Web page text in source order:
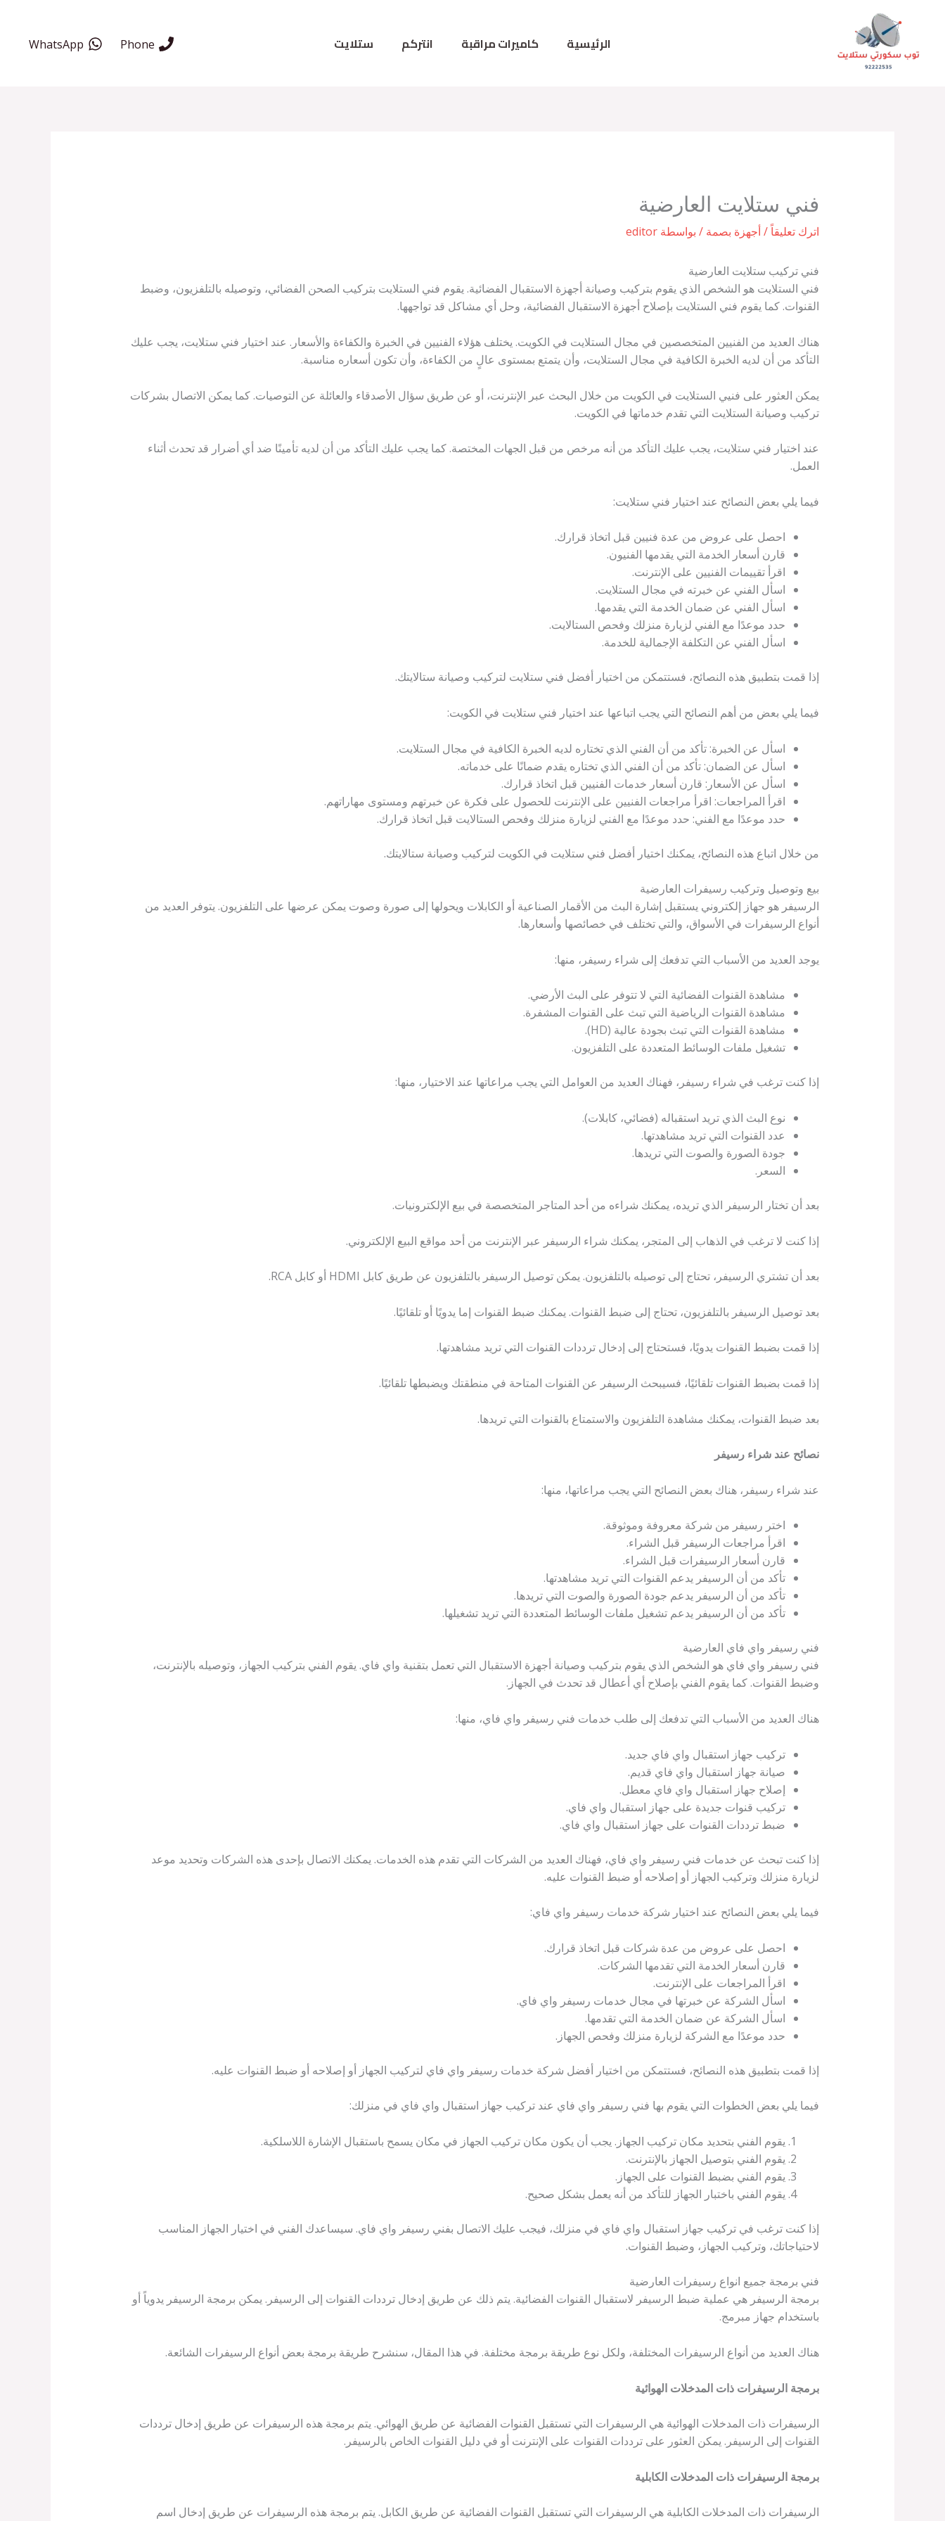
الرئيسية كاميرات مراقبة انتركم ستلايت Phone
WhatsApp
فني ستلايت العارضية
اترك تعليقاً/أجهزة بصمة / بواسطة editor
فني تركيب ستلايت العارضية
فني الستلايت هو الشخص الذي يقوم بتركيب وصيانة أجهزة الاستقبال الفضائية. يقوم فني الستلايت بتركيب الصحن الفضائي، وتوصيله بالتلفزيون، وضبط
القنوات. كما يقوم فني الستلايت بإصلاح أجهزة الاستقبال الفضائية، وحل أي مشاكل قد تواجهها.
هناك العديد من الفنيين المتخصصين في مجال الستلايت في الكويت. يختلف هؤلاء الفنيين في الخبرة والكفاءة والأسعار. عند اختيار فني ستلايت، يجب عليك
التأكد من أن لديه الخبرة الكافية في مجال الستلايت، وأن يتمتع بمستوى عالٍ من الكفاءة، وأن تكون أسعاره مناسبة.
يمكن العثور على فنيي الستلايت في الكويت من خلال البحث عبر الإنترنت، أو عن طريق سؤال الأصدقاء والعائلة عن التوصيات. كما يمكن الاتصال بشركات
تركيب وصيانة الستلايت التي تقدم خدماتها في الكويت.
عند اختيار فني ستلايت، يجب عليك التأكد من أنه مرخص من قبل الجهات المختصة. كما يجب عليك التأكد من أن لديه تأمينًا ضد أي أضرار قد تحدث أثناء
العمل.
فيما يلي بعض النصائح عند اختيار فني ستلايت:
احصل على عروض من عدة فنيين قبل اتخاذ قرارك.
قارن أسعار الخدمة التي يقدمها الفنيون.
اقرأ تقييمات الفنيين على الإنترنت.
اسأل الفني عن خبرته في مجال الستلايت.
اسأل الفني عن ضمان الخدمة التي يقدمها.
حدد موعدًا مع الفني لزيارة منزلك وفحص الستالايت.
اسأل الفني عن التكلفة الإجمالية للخدمة.
إذا قمت بتطبيق هذه النصائح، فستتمكن من اختيار أفضل فني ستلايت لتركيب وصيانة ستالايتك.
فيما يلي بعض من أهم النصائح التي يجب اتباعها عند اختيار فني ستلايت في الكويت:
اسأل عن الخبرة: تأكد من أن الفني الذي تختاره لديه الخبرة الكافية في مجال الستلايت.
اسأل عن الضمان: تأكد من أن الفني الذي تختاره يقدم ضمانًا على خدماته.
اسأل عن الأسعار: قارن أسعار خدمات الفنيين قبل اتخاذ قرارك.
اقرأ المراجعات: اقرأ مراجعات الفنيين على الإنترنت للحصول على فكرة عن خبرتهم ومستوى مهاراتهم.
حدد موعدًا مع الفني: حدد موعدًا مع الفني لزيارة منزلك وفحص الستالايت قبل اتخاذ قرارك.
من خلال اتباع هذه النصائح، يمكنك اختيار أفضل فني ستلايت في الكويت لتركيب وصيانة ستالايتك.
بيع وتوصيل وتركيب رسيفرات العارضية
الرسيفر هو جهاز إلكتروني يستقبل إشارة البث من الأقمار الصناعية أو الكابلات ويحولها إلى صورة وصوت يمكن عرضها على التلفزيون. يتوفر العديد من
أنواع الرسيفرات في الأسواق، والتي تختلف في خصائصها وأسعارها.
يوجد العديد من الأسباب التي تدفعك إلى شراء رسيفر، منها:
مشاهدة القنوات الفضائية التي لا تتوفر على البث الأرضي.
مشاهدة القنوات الرياضية التي تبث على القنوات المشفرة.
مشاهدة القنوات التي تبث بجودة عالية (HD).
تشغيل ملفات الوسائط المتعددة على التلفزيون.
إذا كنت ترغب في شراء رسيفر، فهناك العديد من العوامل التي يجب مراعاتها عند الاختيار، منها:
نوع البث الذي تريد استقباله (فضائي، كابلات).
عدد القنوات التي تريد مشاهدتها.
جودة الصورة والصوت التي تريدها.
السعر.
بعد أن تختار الرسيفر الذي تريده، يمكنك شراءه من أحد المتاجر المتخصصة في بيع الإلكترونيات.
إذا كنت لا ترغب في الذهاب إلى المتجر، يمكنك شراء الرسيفر عبر الإنترنت من أحد مواقع البيع الإلكتروني.
بعد أن تشتري الرسيفر، تحتاج إلى توصيله بالتلفزيون. يمكن توصيل الرسيفر بالتلفزيون عن طريق كابل HDMI أو كابل RCA.
بعد توصيل الرسيفر بالتلفزيون، تحتاج إلى ضبط القنوات. يمكنك ضبط القنوات إما يدويًا أو تلقائيًا.
إذا قمت بضبط القنوات يدويًا، فستحتاج إلى إدخال ترددات القنوات التي تريد مشاهدتها.
إذا قمت بضبط القنوات تلقائيًا، فسيبحث الرسيفر عن القنوات المتاحة في منطقتك ويضبطها تلقائيًا.
بعد ضبط القنوات، يمكنك مشاهدة التلفزيون والاستمتاع بالقنوات التي تريدها.
نصائح عند شراء رسيفر
عند شراء رسيفر، هناك بعض النصائح التي يجب مراعاتها، منها:
اختر رسيفر من شركة معروفة وموثوقة.
اقرأ مراجعات الرسيفر قبل الشراء.
قارن أسعار الرسيفرات قبل الشراء.
تأكد من أن الرسيفر يدعم القنوات التي تريد مشاهدتها.
تأكد من أن الرسيفر يدعم جودة الصورة والصوت التي تريدها.
تأكد من أن الرسيفر يدعم تشغيل ملفات الوسائط المتعددة التي تريد تشغيلها.
فني رسيفر واي فاي العارضية
فني رسيفر واي فاي هو الشخص الذي يقوم بتركيب وصيانة أجهزة الاستقبال التي تعمل بتقنية واي فاي. يقوم الفني بتركيب الجهاز، وتوصيله بالإنترنت،
وضبط القنوات. كما يقوم الفني بإصلاح أي أعطال قد تحدث في الجهاز.
هناك العديد من الأسباب التي تدفعك إلى طلب خدمات فني رسيفر واي فاي، منها:
تركيب جهاز استقبال واي فاي جديد.
صيانة جهاز استقبال واي فاي قديم.
إصلاح جهاز استقبال واي فاي معطل.
تركيب قنوات جديدة على جهاز استقبال واي فاي.
ضبط ترددات القنوات على جهاز استقبال واي فاي.
إذا كنت تبحث عن خدمات فني رسيفر واي فاي، فهناك العديد من الشركات التي تقدم هذه الخدمات. يمكنك الاتصال بإحدى هذه الشركات وتحديد موعد
لزيارة منزلك وتركيب الجهاز أو إصلاحه أو ضبط القنوات عليه.
فيما يلي بعض النصائح عند اختيار شركة خدمات رسيفر واي فاي:
احصل على عروض من عدة شركات قبل اتخاذ قرارك.
قارن أسعار الخدمة التي تقدمها الشركات.
اقرأ المراجعات على الإنترنت.
اسأل الشركة عن خبرتها في مجال خدمات رسيفر واي فاي.
اسأل الشركة عن ضمان الخدمة التي تقدمها.
حدد موعدًا مع الشركة لزيارة منزلك وفحص الجهاز.
إذا قمت بتطبيق هذه النصائح، فستتمكن من اختيار أفضل شركة خدمات رسيفر واي فاي لتركيب الجهاز أو إصلاحه أو ضبط القنوات عليه.
فيما يلي بعض الخطوات التي يقوم بها فني رسيفر واي فاي عند تركيب جهاز استقبال واي فاي في منزلك:
يقوم الفني بتحديد مكان تركيب الجهاز. يجب أن يكون مكان تركيب الجهاز في مكان يسمح باستقبال الإشارة اللاسلكية.
يقوم الفني بتوصيل الجهاز بالإنترنت.
يقوم الفني بضبط القنوات على الجهاز.
يقوم الفني باختبار الجهاز للتأكد من أنه يعمل بشكل صحيح.
إذا كنت ترغب في تركيب جهاز استقبال واي فاي في منزلك، فيجب عليك الاتصال بفني رسيفر واي فاي. سيساعدك الفني في اختيار الجهاز المناسب
لاحتياجاتك، وتركيب الجهاز، وضبط القنوات.
فني برمجة جميع انواع رسيفرات العارضية
برمجة الرسيفر هي عملية ضبط الرسيفر لاستقبال القنوات الفضائية. يتم ذلك عن طريق إدخال ترددات القنوات إلى الرسيفر. يمكن برمجة الرسيفر يدوياً أو
باستخدام جهاز مبرمج.
هناك العديد من أنواع الرسيفرات المختلفة، ولكل نوع طريقة برمجة مختلفة. في هذا المقال، سنشرح طريقة برمجة بعض أنواع الرسيفرات الشائعة.
برمجة الرسيفرات ذات المدخلات الهوائية
الرسيفرات ذات المدخلات الهوائية هي الرسيفرات التي تستقبل القنوات الفضائية عن طريق الهوائي. يتم برمجة هذه الرسيفرات عن طريق إدخال ترددات
القنوات إلى الرسيفر. يمكن العثور على ترددات القنوات على الإنترنت أو في دليل القنوات الخاص بالرسيفر.
برمجة الرسيفرات ذات المدخلات الكابلية
الرسيفرات ذات المدخلات الكابلية هي الرسيفرات التي تستقبل القنوات الفضائية عن طريق الكابل. يتم برمجة هذه الرسيفرات عن طريق إدخال اسم